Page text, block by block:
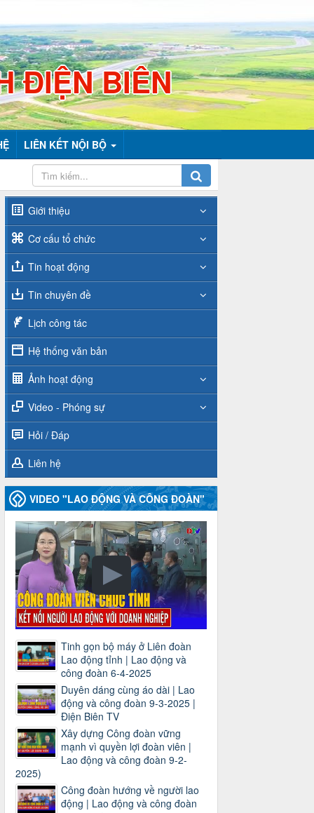
ĐIỆN BIÊN
LIÊN KẾT NỘI BỘ
Giới thiệu
Cơ cấu tổ chức
Tin hoạt động
Tin chuyên đề
Lịch công tác
Hệ thống văn bản
Ảnh hoạt động
Video - Phóng sự
Hỏi / Đáp
Liên hệ
VIDEO "LAO ĐỘNG VÀ CÔNG ĐOÀN"
Tinh gọn bộ máy ở Liên đoàn
Lao động tỉnh | Lao động và
công đoàn 6-4-2025
Duyên dáng cùng áo dài | Lao
động và công đoàn 9-3-2025 |
Điện Biên TV
Xây dựng Công đoàn vững
mạnh vì quyền lợi đoàn viên |
Lao động và công đoàn 9-2-
2025)
Công đoàn hướng về người lao
động | Lao động và công đoàn